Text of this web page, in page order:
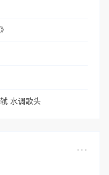
水调歌头